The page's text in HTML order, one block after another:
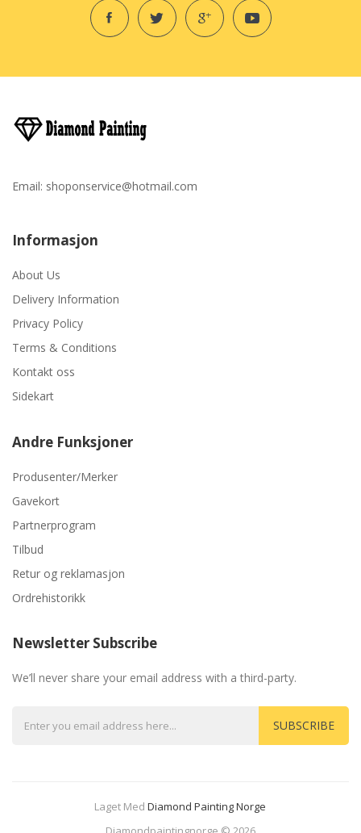
Email: shoponservice@hotmail.com
Informasjon
About Us
Delivery Information
Privacy Policy
Terms & Conditions
Kontakt oss
Sidekart
Andre Funksjoner
Produsenter/Merker
Gavekort
Partnerprogram
Tilbud
Retur og reklamasjon
Ordrehistorikk
Newsletter Subscribe
We’ll never share your email address with a third-party.
SUBSCRIBE
Laget Med Diamond Painting Norge